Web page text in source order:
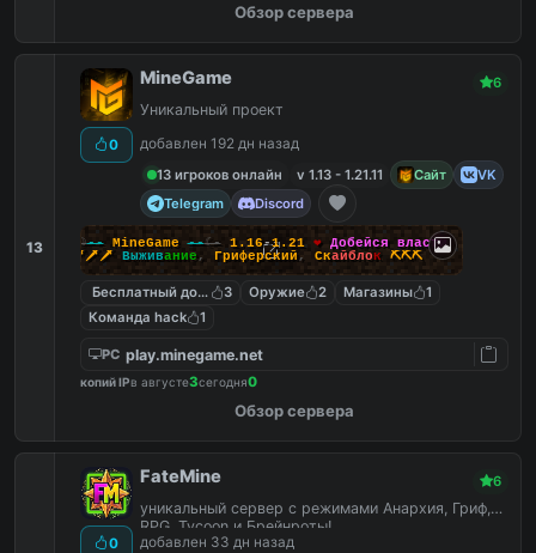
Обзор сервера
13
0
MineGame 6
Уникальный проект
добавлен 192 дн назад
13 игроков онлайн
v 1.13 - 1.21.11 Сайт
VK
Telegram
Discord
-☽-- MineGame --☾- 1.16-1.21 ❤ Добейся власти
🗡🗡🗡
Выживание , Гриферский , Скайблок ⛏️⛏️⛏️
Бесплатный донат 3 Оружие 2 Магазины
1
Команда hack
1
PC play.minegame.net
копий IPв августе3сегодня0
Обзор сервера
0
FateMine 6
уникальный сервер с режимами Анархия, Гриф,
RPG, Tycoon и Брейнроты!
добавлен 33 дн назад